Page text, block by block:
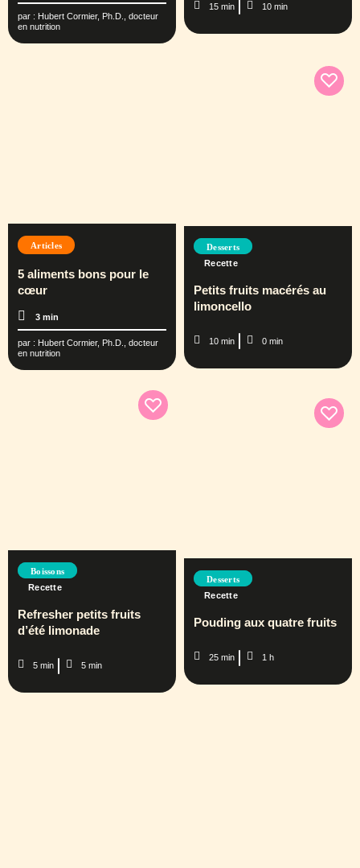
par : Hubert Cormier, Ph.D., docteur
en nutrition
15 min 10 min
Articles
5 aliments bons pour le
cœur
3 min
par : Hubert Cormier, Ph.D., docteur
en nutrition
Desserts
Recette
Petits fruits macérés au
limoncello
10 min 0 min
Boissons
Recette
Refresher petits fruits
d’été limonade
5 min 5 min
Desserts
Recette
Pouding aux quatre fruits
25 min 1 h